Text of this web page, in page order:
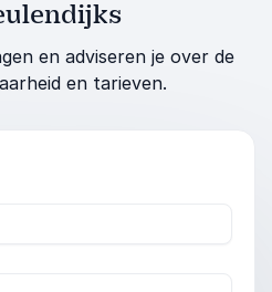
en adviseren je over de
en tarieven.